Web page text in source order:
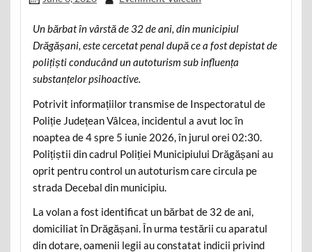
Un bărbat în vârstă de 32 de ani, din municipiul
Drăgășani, este cercetat penal după ce a fost depistat de
polițiști conducând un autoturism sub influența
substanțelor psihoactive.
Potrivit informațiilor transmise de Inspectoratul de
Poliție Județean Vâlcea, incidentul a avut loc în
noaptea de 4 spre 5 iunie 2026, în jurul orei 02:30.
Polițiștii din cadrul Poliției Municipiului Drăgășani au
oprit pentru control un autoturism care circula pe
strada Decebal din municipiu.
La volan a fost identificat un bărbat de 32 de ani,
domiciliat în Drăgășani. În urma testării cu aparatul
din dotare, oamenii legii au constatat indicii privind